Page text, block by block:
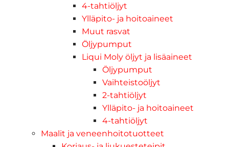
4-tahtiöljyt
Ylläpito- ja hoitoaineet
Muut rasvat
Öljypumput
Liqui Moly öljyt ja lisäaineet
Öljypumput
Vaihteistoöljyt
2-tahtiöljyt
Ylläpito- ja hoitoaineet
4-tahtiöljyt
Maalit ja veneenhoitotuotteet